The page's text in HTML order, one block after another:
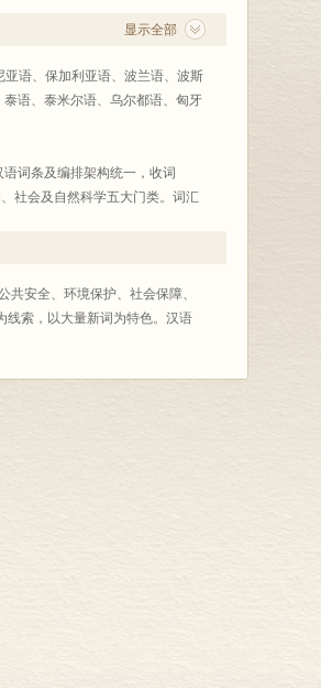
显示全部
语、保加利亚语、波兰语、波斯
语、泰米尔语、乌尔都语、匈牙
词条及编排架构统一，收词
社会及自然科学五大门类。词汇
家庭亲属关系、饮食文化、文
安全、环境保护、社会保障、
线索，以大量新词为特色。汉语